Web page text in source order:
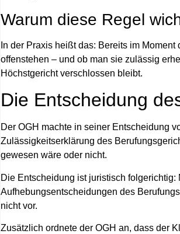
Warum diese Regel
In der Praxis heißt das: Bereits im
offenstehen – und ob man sie zulässig
Höchstgericht verschlossen bleibt.
Die Entscheidung
Der OGH machte in seiner Entscheidung
Zulässigkeitserklärung des
gewesen wäre oder nicht.
Die Entscheidung ist juristisch
Aufhebungsentscheidungen des
nicht vor.
Zusätzlich ordnete der OGH an, dass der